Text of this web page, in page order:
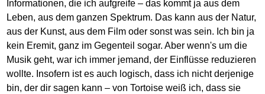
Informationen, die ich aufgreife – das kommt ja aus dem
Leben, aus dem ganzen Spektrum. Das kann aus der Natur,
aus der Kunst, aus dem Film oder sonst was sein. Ich bin ja
kein Eremit, ganz im Gegenteil sogar. Aber wenn's um die
Musik geht, war ich immer jemand, der Einflüsse reduzieren
wollte. Insofern ist es auch logisch, dass ich nicht derjenige
bin, der dir sagen kann – von Tortoise weiß ich, dass sie